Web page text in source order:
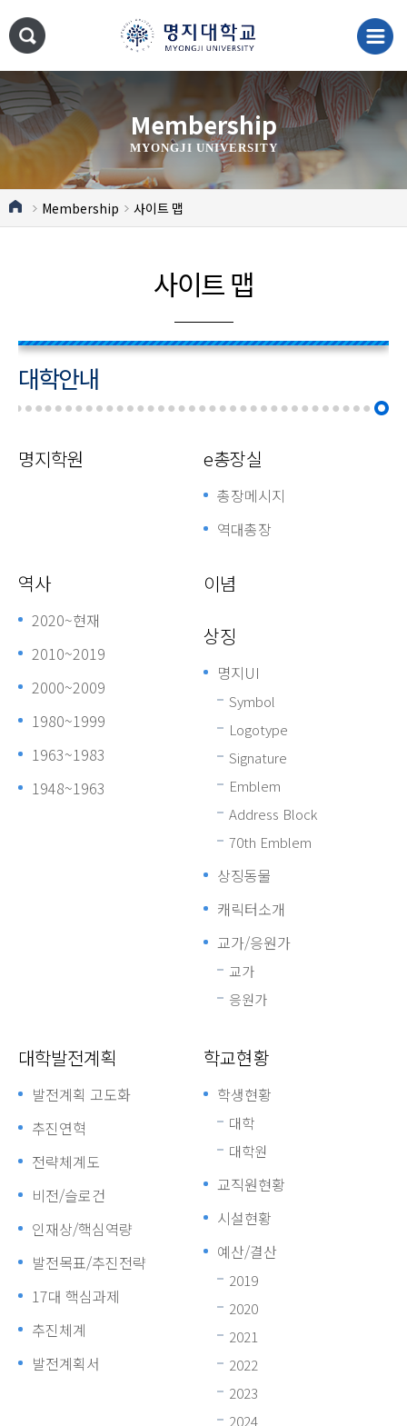
Membership
MYONGJI UNIVERSITY
Membership 사이트 맵
사이트 맵
대학안내
명지학원 e총장실
총장메시지
역대총장
역사
2020~현재
2010~2019
2000~2009
1980~1999
1963~1983
1948~1963
이념
상징
명지UI
Symbol
Logotype
Signature
Emblem
Address Block
70th Emblem
상징동물
캐릭터소개
교가/응원가
교가
응원가
대학발전계획
발전계획 고도화
추진연혁
전략체계도
비전/슬로건
인재상/핵심역량
발전목표/추진전략
17대 핵심과제
추진체계
발전계획서
학교현황
학생현황
대학
대학원
교직원현황
시설현황
예산/결산
2019
2020
2021
2022
2023
2024